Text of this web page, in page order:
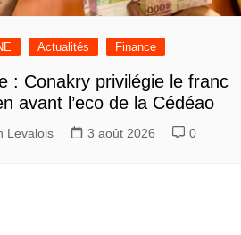
Actualités Finance
: Conakry privilégie le franc
avant l’eco de la Cédéao
Levalois 3 août 2026 0